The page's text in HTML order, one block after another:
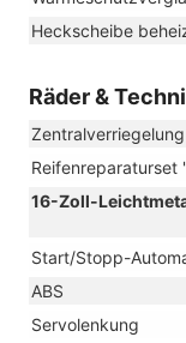
Heckscheibe
Räder &
Reifenreparaturset
16-Zoll-
Start/Stopp-
ABS
Servolenkung